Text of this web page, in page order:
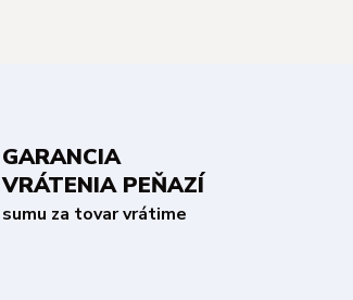
GARANCIA
VRÁTENIA PEŇAZÍ
sumu za tovar vrátime